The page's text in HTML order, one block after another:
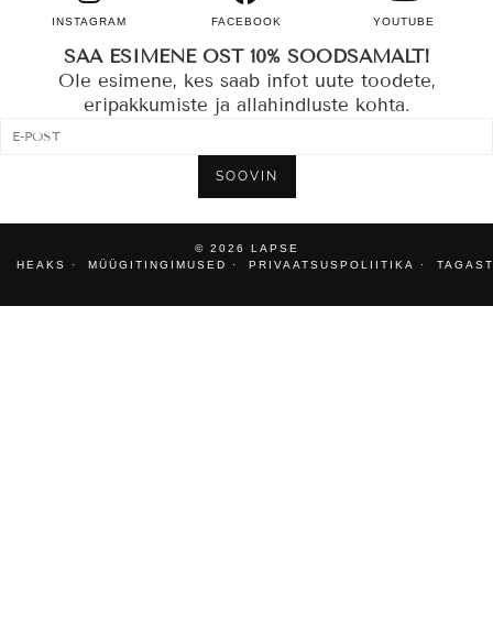
INSTAGRAM FACEBOOK YOUTUBE
SAA ESIMENE OST 10% SOODSAMALT!
Ole esimene, kes saab infot uute toodete,
eripakkumiste ja allahindluste kohta.
SOOVIN
© 2026 LAPSE
HEAKS
MÜÜGITINGIMUSED PRIVAATSUSPOLIITIKA